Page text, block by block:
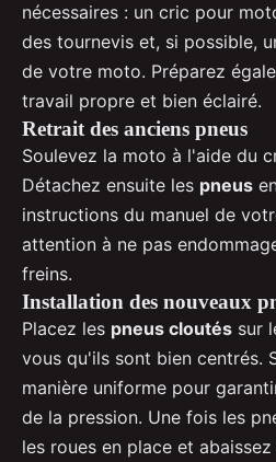
nécessaires : un cric pour
des tournevis et, si possible,
de votre moto. Préparez
travail propre et bien éclairé.
Retrait des anciens pneus
Soulevez la moto à l'aide du
Détachez ensuite les pneus
instructions du manuel de
attention à ne pas
freins.
Installation des nouveaux
Placez les pneus cloutés sur
vous qu'ils sont bien centrés.
manière uniforme pour
de la pression. Une fois les
les roues en place et